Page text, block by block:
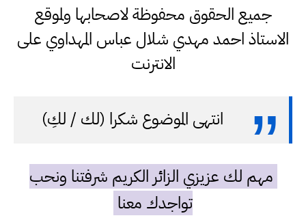
جميع الحقوق محفوظة لاصحابها ولموقع
الاستاذ احمد مهدي شلال عباس المهداوي على
الانترنت
انتهى الموضوع شكرا (لك / لكِ)
مهم لك عزيزي الزائر الكريم شرفتنا ونحب
تواجدك معنا